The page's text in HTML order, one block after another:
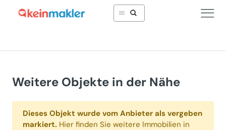
Weitere Objekte in der Nähe
Dieses Objekt wurde vom Anbieter als vergeben
markiert. Hier finden Sie weitere Immobilien in